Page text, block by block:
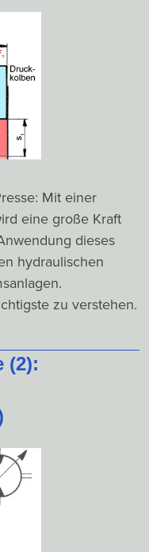
Mit einer
eine große Kraft
dieses
hydraulischen
zu verstehen.
(2):